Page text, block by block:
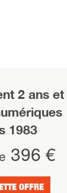
2 ans et
1983
396 €
OFFRE